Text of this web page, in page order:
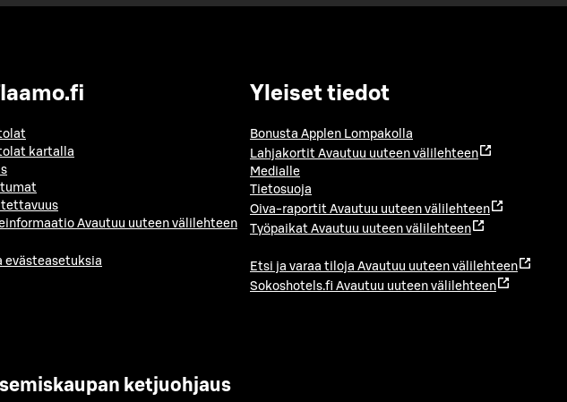
kartalla
Avautuu uuteen välilehteen
evästeasetuksia
Yleiset tiedot
Bonusta Applen Lompakolla
Lahjakortit Avautuu uuteen välilehteen
Medialle
Tietosuoja
Oiva-raportit Avautuu uuteen välilehteen
Työpaikat Avautuu uuteen välilehteen
Etsi ja varaa tiloja Avautuu uuteen välilehteen
Sokoshotels.fi Avautuu uuteen välilehteen
ketjuohjaus